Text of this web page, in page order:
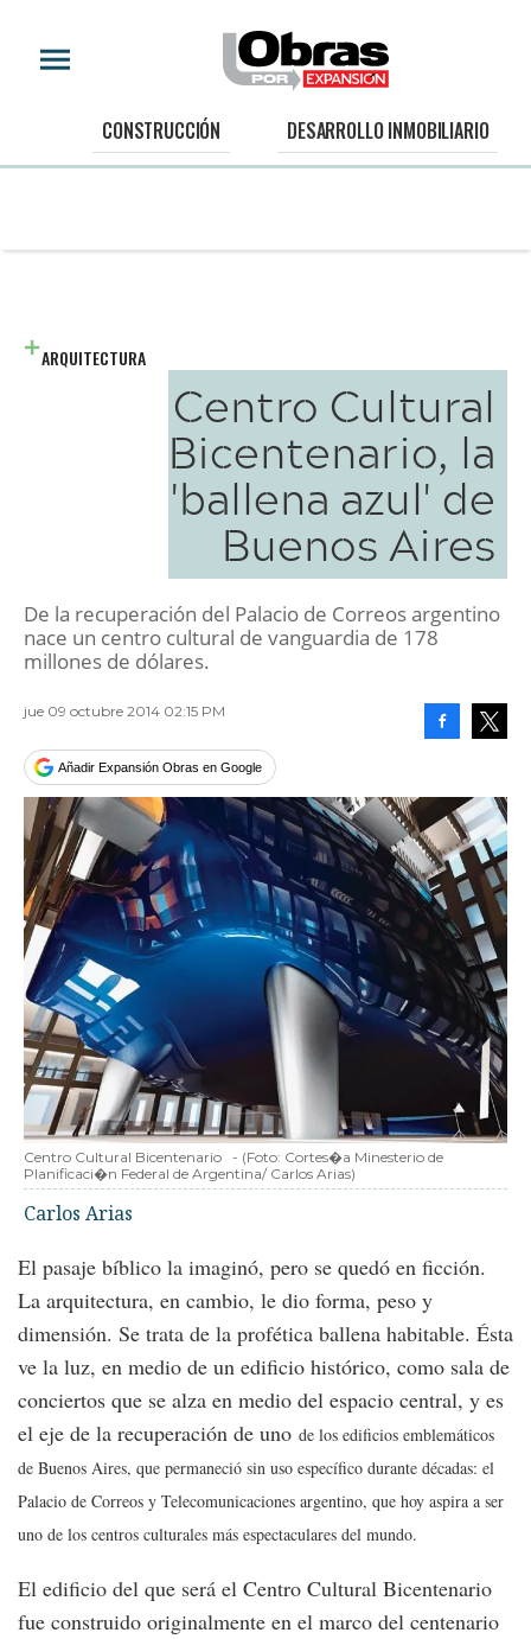
CONSTRUCCIÓN DESARROLLO INMOBILIARIO
ARQUITECTURA
Centro Cultural
Bicentenario, la
'ballena azul' de
Buenos Aires
De la recuperación del Palacio de Correos argentino
nace un centro cultural de vanguardia de 178
millones de dólares.
jue 09 octubre 2014 02:15 PM
Añadir Expansión Obras en Google
Centro Cultural Bicentenario - (Foto: Cortes�a Minesterio de
Planificaci�n Federal de Argentina/ Carlos Arias)
Carlos Arias
El pasaje bíblico la imaginó, pero se quedó en ficción.
La arquitectura, en cambio, le dio forma, peso y
dimensión. Se trata de la profética ballena habitable. Ésta
ve la luz, en medio de un edificio histórico, como sala de
conciertos que se alza en medio del espacio central, y es
el eje de la recuperación de uno de los edificios emblemáticos
de Buenos Aires, que permaneció sin uso específico durante décadas: el
Palacio de Correos y Telecomunicaciones argentino, que hoy aspira a ser
uno de los centros culturales más espectaculares del mundo.
El edificio del que será el Centro Cultural Bicentenario
fue construido originalmente en el marco del centenario